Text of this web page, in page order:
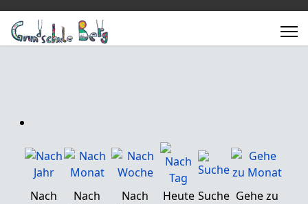
Nach
Nach
Nach
Heute Suche Gehe zu